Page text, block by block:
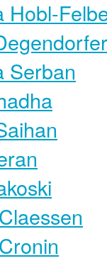
Hobl-
Serban